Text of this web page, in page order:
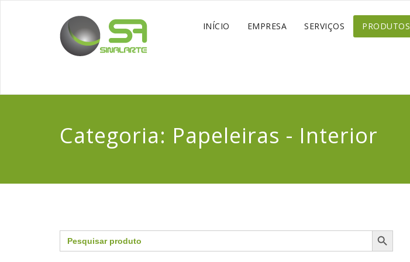
INÍCIO EMPRESA SERVIÇOS PRODUTOS
Categoria: Papeleiras - Interior
Search
for:
Search Button